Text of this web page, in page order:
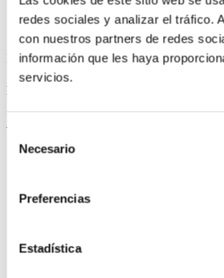
redes sociales y analizar el tráfico.
con nuestros partners de redes
información que les haya
servicios.
Selección
Necesario
Preferencias
Estadística
ELABORADA POR EL EQUIPO
Rosbif de Ternera Gallega